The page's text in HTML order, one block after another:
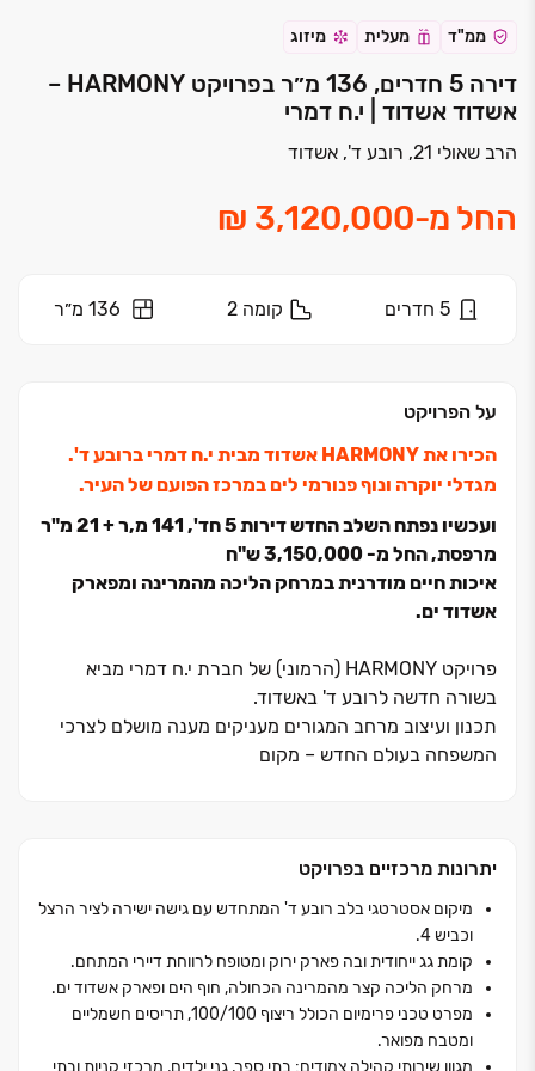
ממ"ד מעלית מיזוג
דירה 5 חדרים, 136 מ״ר בפרויקט HARMONY –
אשדוד אשדוד | י.ח דמרי
הרב שאולי 21, רובע ד', אשדוד
החל מ-
5 חדרים קומה 2 136 מ״ר
על הפרויקט
הכירו את HARMONY אשדוד מבית י.ח דמרי ברובע ד'.
מגדלי יוקרה ונוף פנורמי לים במרכז הפועם של העיר.
ועכשיו נפתח השלב החדש דירות ‏5 חד', ‏141 מ,ר + ‏21 מ"ר
מרפסת, החל מ- ‏3,150,000 ש"ח
איכות חיים מודרנית במרחק הליכה מהמרינה ומפארק
אשדוד ים.
פרויקט HARMONY (הרמוני) של חברת י.ח דמרי מביא
בשורה חדשה לרובע ד' באשדוד.
תכנון ועיצוב מרחב המגורים מעניקים מענה מושלם לצרכי
המשפחה בעולם החדש ‏– מקום
הכולל חדר כושר מאובזר,
סטודיו ליוגה ולפילאטיס ורופטופ מעוצב, המאפשרים לשמור
על אורח חיים פעיל ומאוזן מבלי לצאת מהבית. הפרויקט כולל
‏8 מבנים בני ‏5‏– ‏36 קומות,עם דירות ‏2‏– ‏6 חדרים
ופנטהאוזים מרווחים, כולם עם נוף פתוח לים
המיקום המרכזי בשכונה ד' המתחדשת, בין הרחובות הרצל
והרב שאולי, מאפשר לדיירים ליהנות מכל העולמות: שקט של
יתרונות מרכזיים בפרויקט
מיקום אסטרטגי בלב רובע ד' המתחדש עם גישה ישירה לציר הרצל
וכביש 4.
קומת גג ייחודית ובה פארק ירוק ומטופח לרווחת דיירי המתחם.
מרחק הליכה קצר מהמרינה הכחולה, חוף הים ופארק אשדוד ים.
מפרט טכני פרימיום הכולל ריצוף 100/100, תריסים חשמליים
ומטבח מפואר.
מגוון שירותי קהילה צמודים: בתי ספר, גני ילדים, מרכזי קניות ובתי